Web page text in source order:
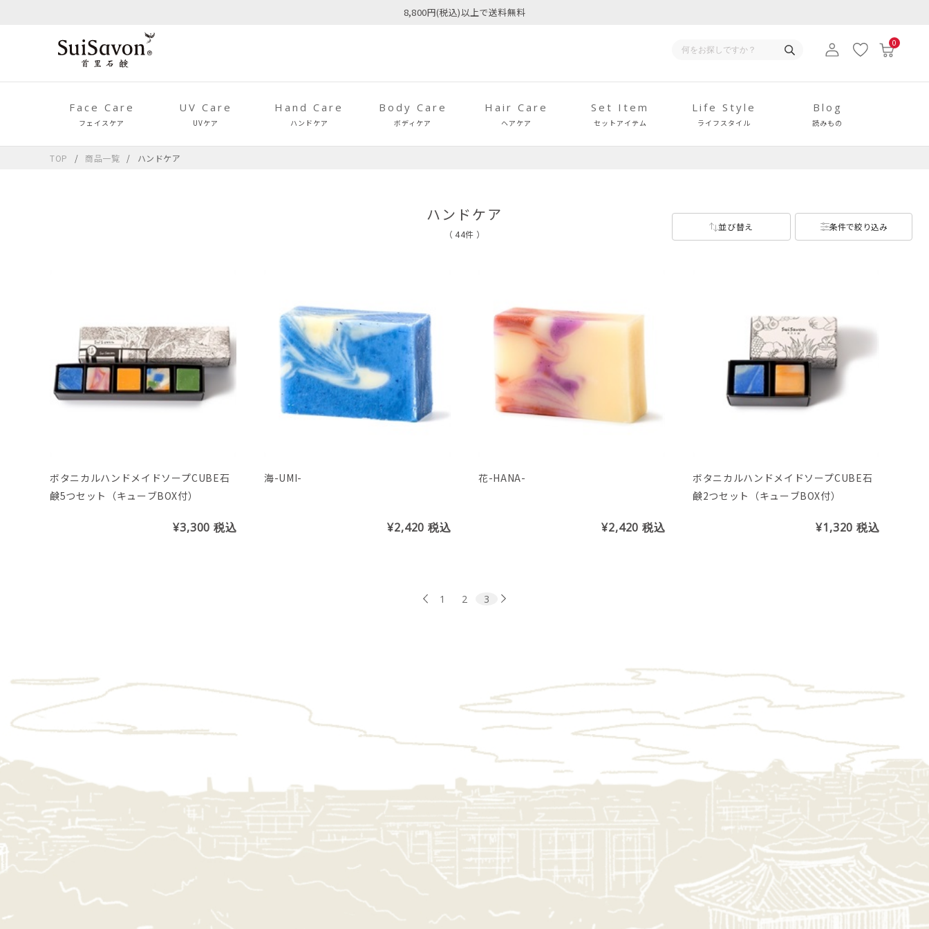
8,800円(税込)以上で送料無料
0
Face Care
フェイスケア
UV Care
UVケア
Hand Care
ハンドケア
Body Care
ボディケア
Hair Care
ヘアケア
Set Item
セットアイテム
Life Style
ライフスタイル
Blog
読みもの
TOP 商品一覧 ハンドケア
ハンドケア
（ 44件 ）
並び替え 条件で絞り込み
ボタニカルハンドメイドソープCUBE石
鹸5つセット（キューブBOX付）
¥3,300税込
海-UMI-
¥2,420税込
花-HANA-
¥2,420税込
ボタニカルハンドメイドソープCUBE石
鹸2つセット（キューブBOX付）
¥1,320税込
1 2 3